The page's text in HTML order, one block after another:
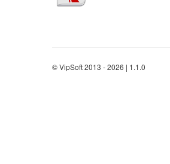
© VipSoft 2013 - 2026 | 1.1.0